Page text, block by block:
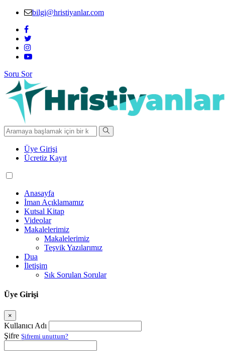
bilgi@hristiyanlar.com
Soru Sor
Üye Girişi
Ücretiz Kayıt
Anasayfa
İman Açıklamamız
Kutsal Kitap
Videolar
Makalelerimiz
Makalelerimiz
Teşvik Yazılarımız
Dua
İletişim
Sık Sorulan Sorular
Üye Girişi
×
Kullanıcı Adı
Şifre Şifremi unuttum?